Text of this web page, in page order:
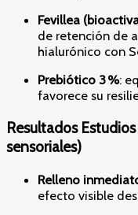
Fevillea
de retención de
hialurónico con
Prebiótico 3 %:
favorece su
Resultados
sensoriales)
Relleno
efecto visible